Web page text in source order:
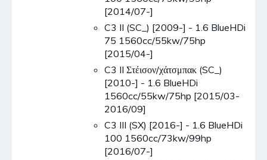
[2014/07-]
C3 II (SC_) [2009-] - 1.6 BlueHDi
75 1560cc/55kw/75hp
[2015/04-]
C3 II Στέισον/χάτσμπακ (SC_)
[2010-] - 1.6 BlueHDi
1560cc/55kw/75hp [2015/03-
2016/09]
C3 III (SX) [2016-] - 1.6 BlueHDi
100 1560cc/73kw/99hp
[2016/07-]